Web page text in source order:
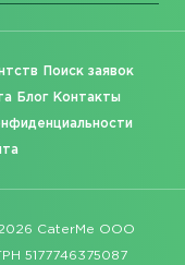
Поиск заявок
Блог Контакты
CaterMe ООО
5177746375087